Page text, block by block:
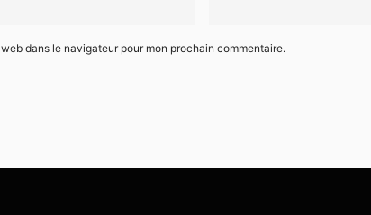
dans le navigateur pour mon prochain commentaire.